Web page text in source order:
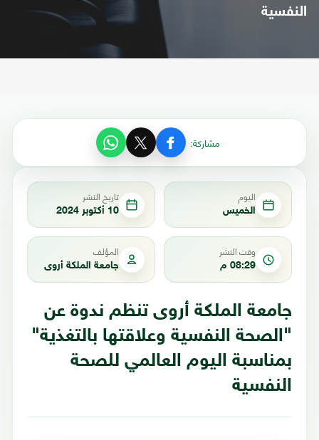
النفسية
مشاركة:
اليوم
الخميس
تاريخ النشر
10 أكتوبر 2024
وقت النشر
08:29 م
المؤلف
جامعة الملكة أروى
جامعة الملكة أروى تنظم ندوة عن
"الصحة النفسية وعلاقتها بالتغذية"
بمناسبة اليوم العالمي للصحة
النفسية